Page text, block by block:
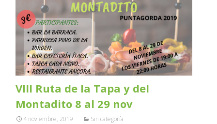
VIII Ruta de la Tapa y del
Montadito 8 al 29 nov
4 noviembre, 2019 Sin categoría